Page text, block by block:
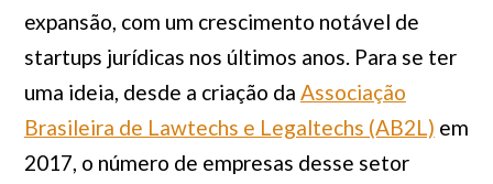
expansão, com um crescimento notável de
startups jurídicas nos últimos anos. Para se ter
uma ideia, desde a criação da Associação
Brasileira de Lawtechs e Legaltechs (AB2L) em
2017, o número de empresas desse setor